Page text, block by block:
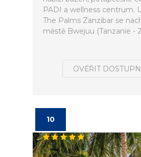
PADI a wellness centrum.
The Palms Zanzibar se
městě Bwejuu (Tanzanie -
OVĚŘIT
10